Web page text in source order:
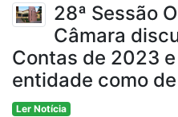
28ª Sessão
Câmara
Contas de 2023
entidade como
Ler Notícia